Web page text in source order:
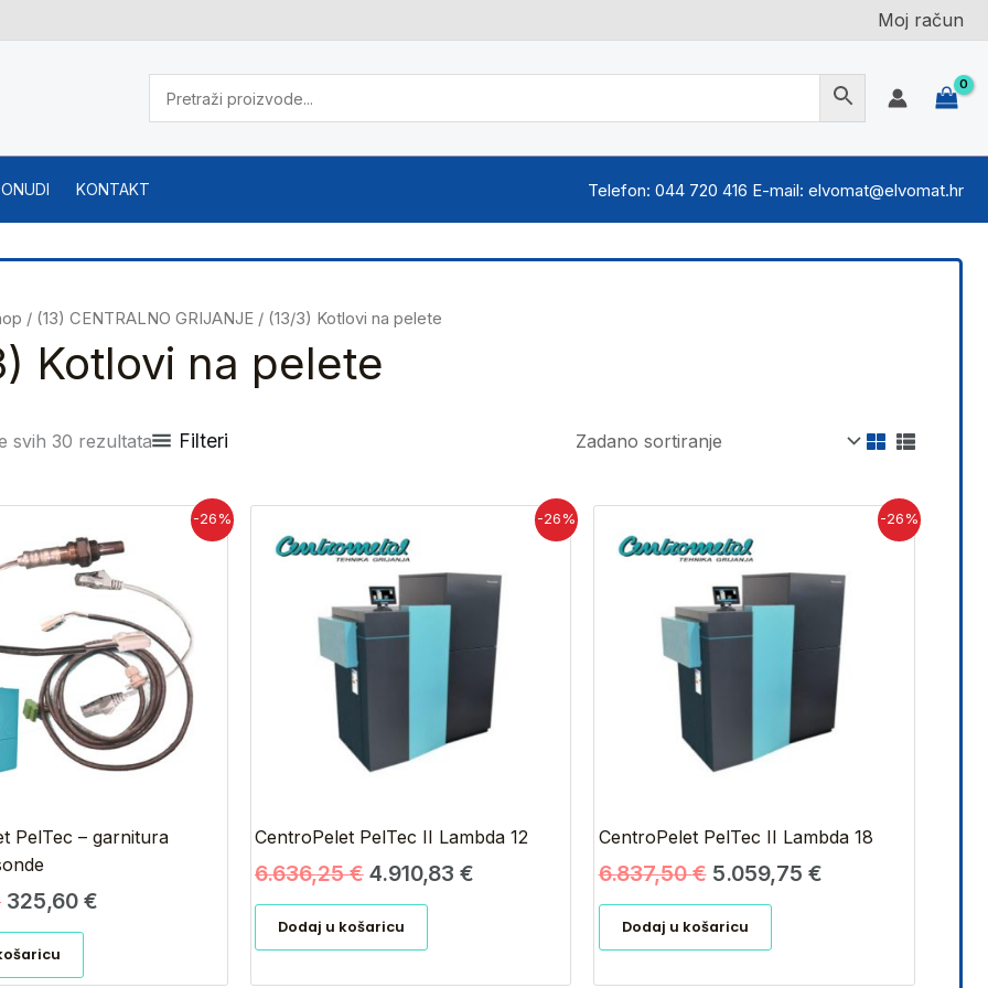
Moj račun
KONTAKT Telefon: 044 720 416 E-mail: elvomat@elvomat.hr
/ (13) CENTRALNO GRIJANJE / (13/3) Kotlovi na pelete
Kotlovi na pelete
svih 30 rezultata Filteri
-26%
PelTec – garnitura
cijena
bila
440,00 €.
325,60€
cijena
je:
325,60 €.
-26%
CentroPelet PelTec II Lambda 12
6.636,25€
cijena
bila
je:
6.636,25 €.
4.910,83 €
Trenutna
je:
4.910,83 €.
Dodaj u košaricu
-26%
CentroPelet PelTec II Lambda 18
6.837,50€
cijena
bila
je:
6.837,50 €.
5.059,75 €
Trenutna
je:
5.059,75 €.
Dodaj u košaricu